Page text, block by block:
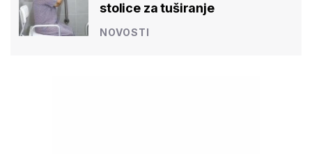
stolice za tuširanje
NOVOSTI